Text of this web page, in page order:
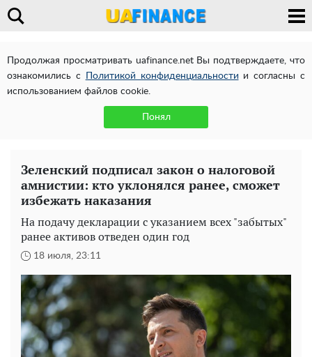
Продолжая просматривать uafinance.net Вы подтверждаете, что
ознакомились с
Политикой конфиденциальности и согласны с
использованием файлов cookie.
Понял
Зеленский подписал закон о налоговой
амнистии: кто уклонялся ранее, сможет
избежать наказания
На подачу декларации с указанием всех "забытых"
ранее активов отведен один год
18 июля, 23:11